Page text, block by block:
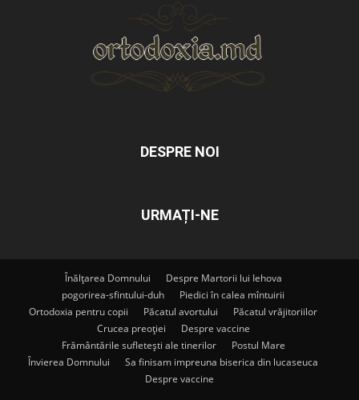
DESPRE NOI
URMAȚI-NE
Înălțarea Domnului
Despre Martorii lui Iehova
pogorirea-sfintului-duh
Piedici în calea mîntuirii
Ortodoxia pentru copii
Păcatul avortului
Păcatul vrăjitoriilor
Crucea preoției
Despre vaccine
Frământările sufletești ale tinerilor
Postul Mare
Învierea Domnului
Sa finisam impreuna biserica din lucaseuca
Despre vaccine